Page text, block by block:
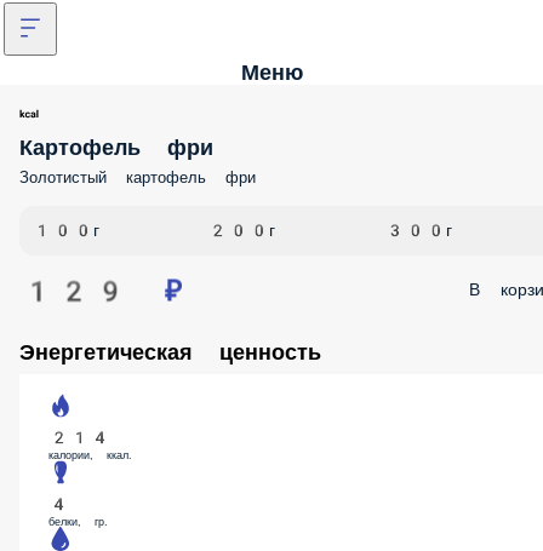
Меню
Картофель фри
Золотистый картофель фри
100г 200г 300г
129 ₽ В
Энергетическая ценность
214
калории, ккал.
4
белки, гр.